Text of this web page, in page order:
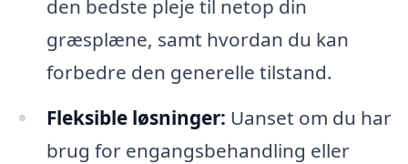
den bedste pleje til netop din
græsplæne, samt hvordan du kan
forbedre den generelle tilstand.
Fleksible løsninger: Uanset om du har
brug for engangsbehandling eller